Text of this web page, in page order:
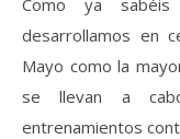
Como ya
desarrollamos en
Mayo como la
se llevan a
entrenamientos